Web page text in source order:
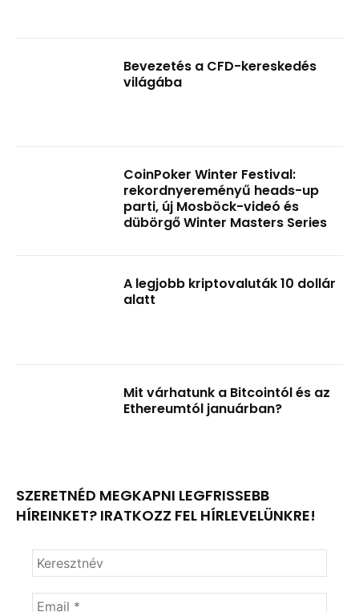
Bevezetés a CFD-kereskedés
világába
CoinPoker Winter Festival:
rekordnyereményű heads-up
parti, új Mosböck-videó és
dübörgő Winter Masters Series
A legjobb kriptovaluták 10 dollár
alatt
Mit várhatunk a Bitcointól és az
Ethereumtól januárban?
SZERETNÉD MEGKAPNI LEGFRISSEBB
HÍREINKET? IRATKOZZ FEL HÍRLEVELÜNKRE!